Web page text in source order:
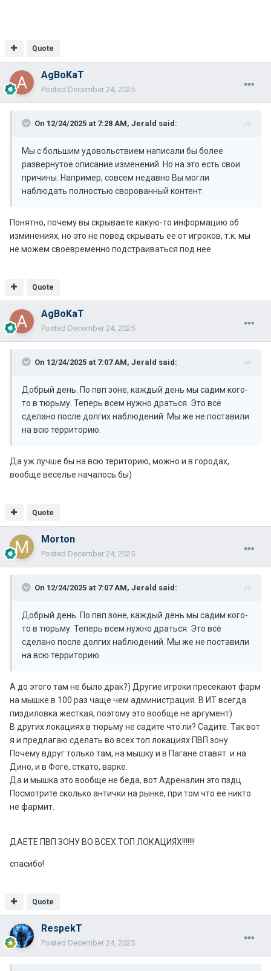
Quote
AgBoKaT
Posted December 24, 2025
On 12/24/2025 at 7:28 AM, Jerald said:
Мы с большим удовольствием написали бы более
развернутое описание изменений. Но на это есть свои
причины. Например, совсем недавно Вы могли
наблюдать полностью сворованный контент.
Понятно, почему вы скрываете какую-то информацию об
изминениях, но это не повод скрывать ее от игроков, т.к. мы
не можем своевременно подстраиваться под нее
Quote
AgBoKaT
Posted December 24, 2025
On 12/24/2025 at 7:07 AM, Jerald said:
Добрый день. По пвп зоне, каждый день мы садим кого-
то в тюрьму. Теперь всем нужно драться. Это всё
сделано после долгих наблюдений. Мы же не поставили
на всю территорию.
Да уж лучше бы на всю територию, можно и в городах,
вообще веселье началось бы)
Quote
Morton
Posted December 24, 2025
On 12/24/2025 at 7:07 AM, Jerald said:
Добрый день. По пвп зоне, каждый день мы садим кого-
то в тюрьму. Теперь всем нужно драться. Это всё
сделано после долгих наблюдений. Мы же не поставили
на всю территорию.
А до этого там не было драк?) Другие игроки пресекают фарм
на мышке в 100 раз чаще чем администрация. В ИТ всегда
пиздиловка жесткая, поэтому это вообще не аргумент)
В других локациях в тюрьму не садите что ли? Садите. Так вот
я и предлагаю сделать во всех топ локациях ПВП зону.
Почему вдруг только там, на мышку и в Пагане ставят и на
Дино, и в Фоге, сткато, варке.
Да и мышка это вообще не беда, вот Адреналин это пздц.
Посмотрите сколько антички на рынке, при том что ее никто
не фармит.
ДАЕТЕ ПВП ЗОНУ ВО ВСЕХ ТОП ЛОКАЦИЯХ!!!!!!!
спасибо!
Quote
RespekT
Posted December 24, 2025